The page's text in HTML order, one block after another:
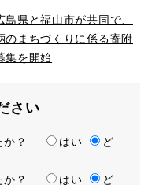
島県と福山市が共同で、
のまちづくりに係る寄附
集を開始
さい
か？ はい
ど
か？ はい
ど